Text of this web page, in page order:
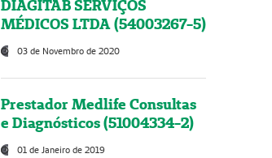
DIAGITAB SERVIÇOS
MÉDICOS LTDA (54003267-5)
03 de Novembro de 2020
Prestador Medlife Consultas
e Diagnósticos (51004334-2)
01 de Janeiro de 2019